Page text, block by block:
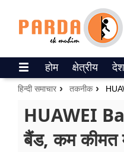
ePaper
वेब स्टोरीज
उत्तर प्रदेश
होम क्षेत्रीय देश
हिन्दी समाचार तकनीक
HUAWEI
बैंड, कम कीमत